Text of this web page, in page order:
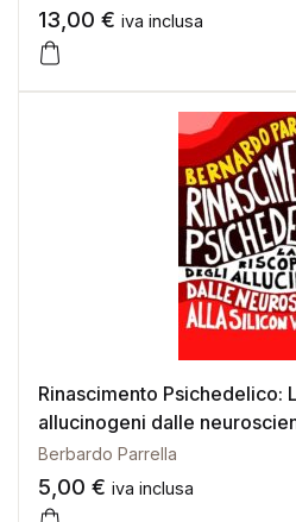
13,00 € iva inclusa
Rinascimento Psichedelico:
allucinogeni dalle
Berbardo Parrella
5,00 € iva inclusa